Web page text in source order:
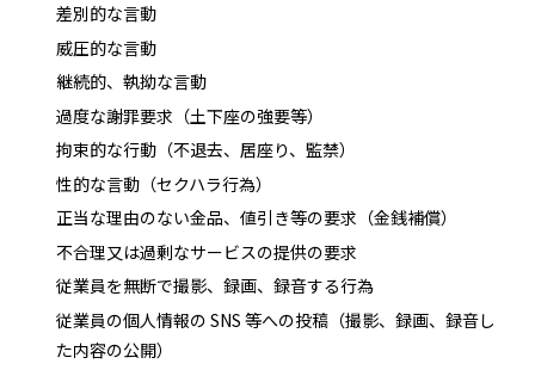
差別的な言動
威圧的な言動
継続的、執拗な言動
過度な謝罪要求（土下座の強要等）
拘束的な行動（不退去、居座り、監禁）
性的な言動（セクハラ行為）
正当な理由のない金品、値引き等の要求（金銭補償）
不合理又は過剰なサービスの提供の要求
従業員を無断で撮影、録画、録音する行為
従業員の個人情報の SNS 等への投稿（撮影、録画、録音し
た内容の公開）